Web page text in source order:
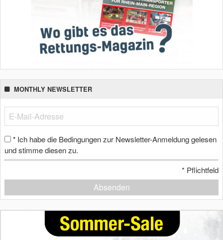
MONTHLY NEWSLETTER
* Ich habe die Bedingungen zur Newsletter-Anmeldung gelesen
und stimme diesen zu.
* Pflichtfeld
Absenden